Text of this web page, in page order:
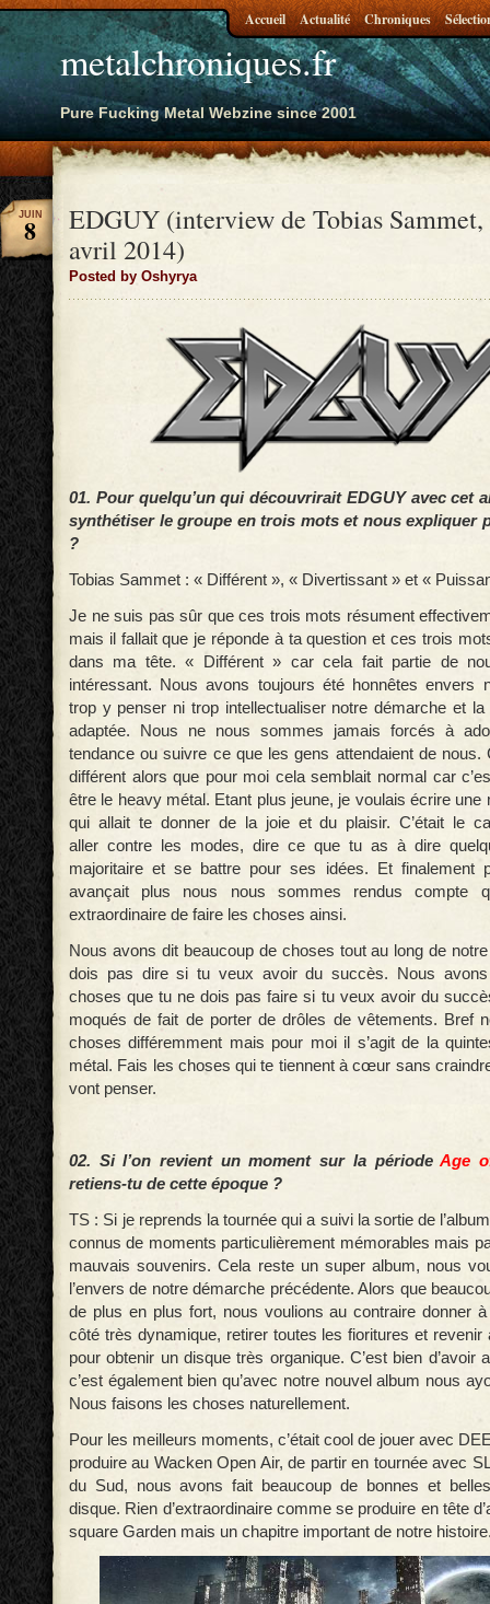
metalchroniques.fr
Pure Fucking Metal Webzine since 2001
Accueil Actualité Chroniques
EDGUY (interview de Tobias Sammet,
avril 2014)
Posted by Oshyrya
JUIN
8
01. Pour quelqu’un qui découvrirait EDGUY avec cet
synthétiser le groupe en trois mots et nous expliquer
?
Tobias Sammet : « Différent », « Divertissant » et «
Je ne suis pas sûr que ces trois mots résument
mais il fallait que je réponde à ta question et ces trois
dans ma tête. « Différent » car cela fait partie de
intéressant. Nous avons toujours été honnêtes envers
trop y penser ni trop intellectualiser notre démarche et la
adaptée. Nous ne nous sommes jamais forcés à
tendance ou suivre ce que les gens attendaient de nous.
différent alors que pour moi cela semblait normal car
être le heavy métal. Etant plus jeune, je voulais écrire une
qui allait te donner de la joie et du plaisir. C’était le
aller contre les modes, dire ce que tu as à dire
majoritaire et se battre pour ses idées. Et finalement
avançait plus nous nous sommes rendus compte
extraordinaire de faire les choses ainsi.
Nous avons dit beaucoup de choses tout au long de
dois pas dire si tu veux avoir du succès. Nous
choses que tu ne dois pas faire si tu veux avoir du
moqués de fait de porter de drôles de vêtements. Bref
choses différemment mais pour moi il s’agit de la
métal. Fais les choses qui te tiennent à cœur sans
vont penser.
02. Si l’on revient un moment sur la périodeAge
retiens-tu de cette époque ?
TS : Si je reprends la tournée qui a suivi la sortie de
connus de moments particulièrement mémorables mais
mauvais souvenirs. Cela reste un super album, nous
l’envers de notre démarche précédente. Alors que
de plus en plus fort, nous voulions au contraire donner
côté très dynamique, retirer toutes les fioritures et revenir
pour obtenir un disque très organique. C’est bien d’avoir
c’est également bien qu’avec notre nouvel album nous
Nous faisons les choses naturellement.
Pour les meilleurs moments, c’était cool de jouer avec
produire au Wacken Open Air, de partir en tournée avec
du Sud, nous avons fait beaucoup de bonnes et
disque. Rien d’extraordinaire comme se produire en tête
square Garden mais un chapitre important de notre